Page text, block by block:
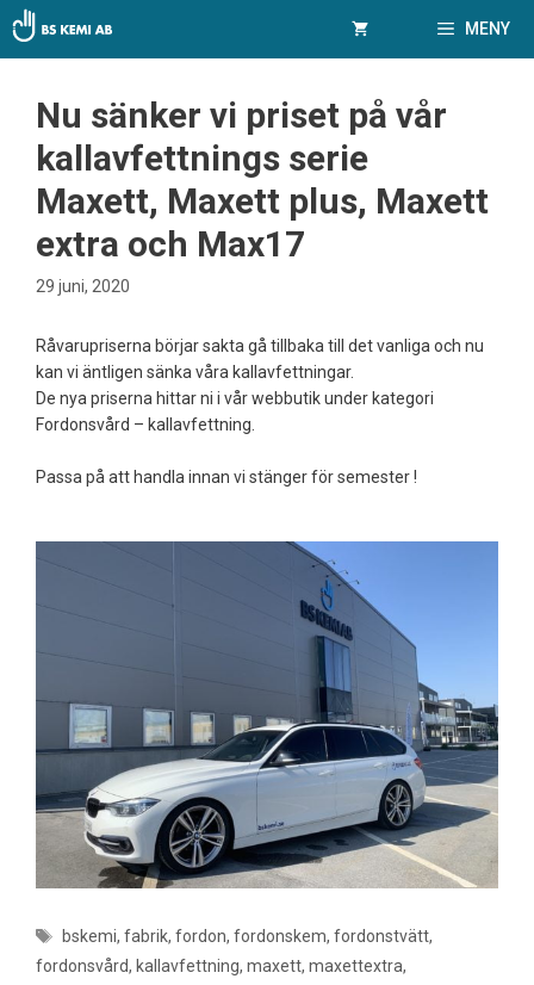
Hoppa
till
innehåll
MENY
Nu sänker vi priset på vår
kallavfettnings serie
Maxett, Maxett plus, Maxett
extra och Max17
29 juni, 2020
Råvarupriserna börjar sakta gå tillbaka till det vanliga och nu
kan vi äntligen sänka våra kallavfettningar.
De nya priserna hittar ni i vår webbutik under kategori
Fordonsvård – kallavfettning.
Passa på att handla innan vi stänger för semester !
Etiketter
bskemi,fabrik,fordon,fordonskem,fordonstvätt,
fordonsvård, kallavfettning, maxett, maxettextra,